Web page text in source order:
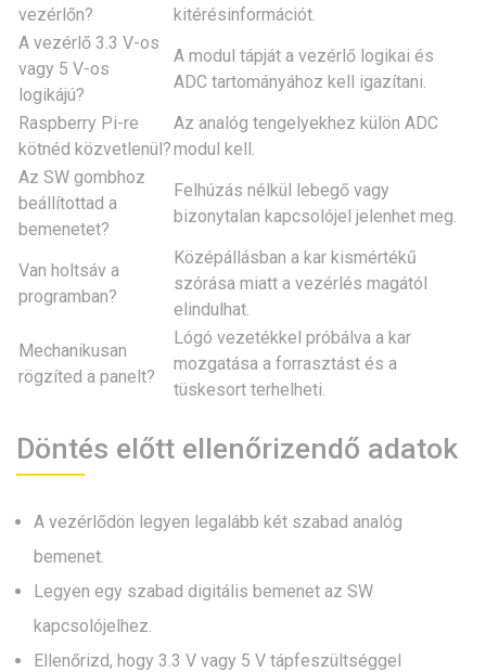
vezérlőn?
kitérésinformációt.
A vezérlő 3.3 V-os
vagy 5 V-os
logikájú?
A modul tápját a vezérlő logikai és
ADC tartományához kell igazítani.
Raspberry Pi-re
kötnéd közvetlenül?
Az analóg tengelyekhez külön ADC
modul kell.
Az SW gombhoz
beállítottad a
bemenetet?
Felhúzás nélkül lebegő vagy
bizonytalan kapcsolójel jelenhet meg.
Van holtsáv a
programban?
Középállásban a kar kismértékű
szórása miatt a vezérlés magától
elindulhat.
Mechanikusan
rögzíted a panelt?
Lógó vezetékkel próbálva a kar
mozgatása a forrasztást és a
tüskesort terhelheti.
Döntés előtt ellenőrizendő adatok
A vezérlődön legyen legalább két szabad analóg
bemenet.
Legyen egy szabad digitális bemenet az SW
kapcsolójelhez.
Ellenőrizd, hogy 3.3 V vagy 5 V tápfeszültséggel